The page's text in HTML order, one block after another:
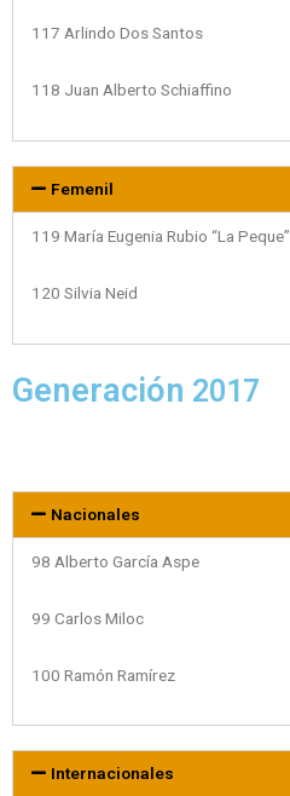
117 Arlindo Dos Santos
118 Juan Alberto Schiaffino
Femenil
119 María Eugenia Rubio “La Peque”
120 Silvia Neid
Generación 2017
Nacionales
98 Alberto García Aspe
99 Carlos Miloc
100 Ramón Ramírez
Internacionales